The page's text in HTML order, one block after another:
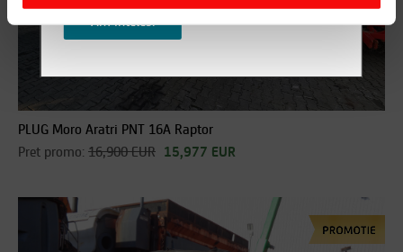
PLUG Moro Aratri PNT 16A Raptor
Pret promo: 16,900 EUR 15,977 EUR
Am inteles!